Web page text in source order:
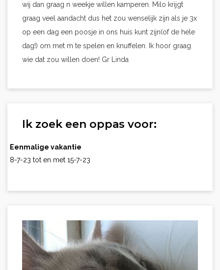
wij dan graag n weekje willen kamperen. Milo krijgt
graag veel aandacht dus het zou wenselijk zijn als je 3x
op een dag een poosje in ons huis kunt zijn(of de hele
dag!) om met m te spelen en knuffelen. Ik hoor graag
wie dat zou willen doen! Gr Linda
Ik zoek een oppas voor:
Eenmalige vakantie
8-7-23 tot en met 15-7-23